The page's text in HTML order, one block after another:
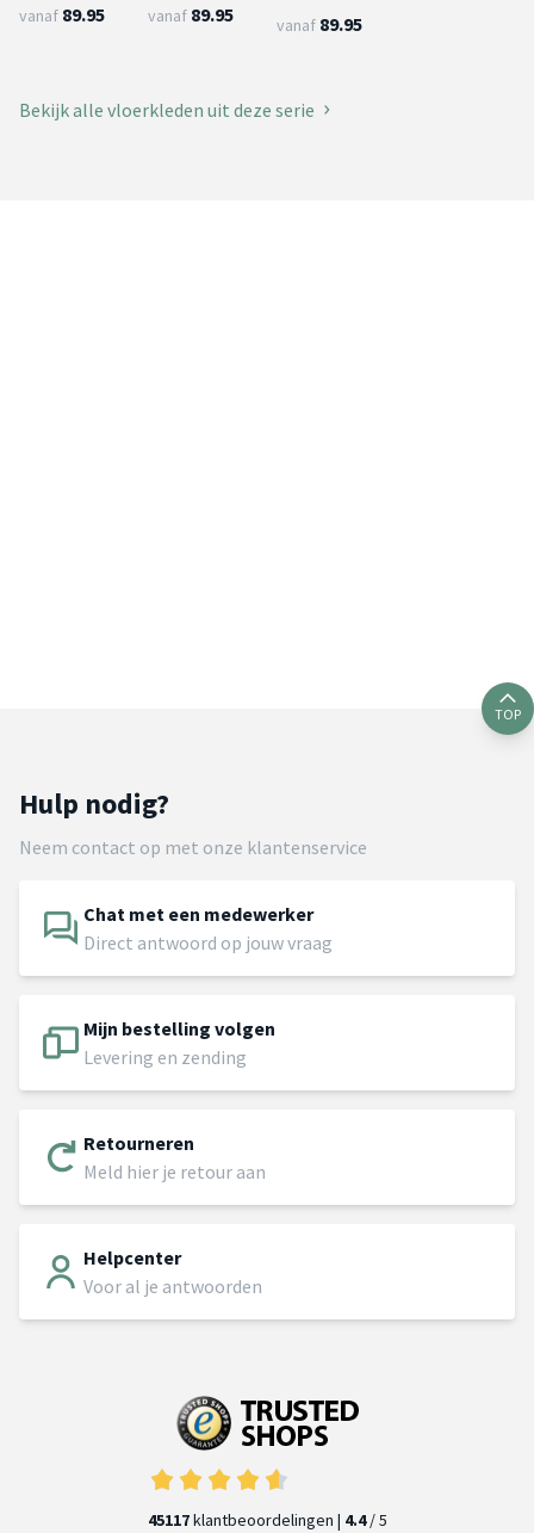
vanaf 89.95 vanaf 89.95 vanaf 89.95
Bekijk alle vloerkleden uit deze serie
TOP
Hulp nodig?
Neem contact op met onze klantenservice
Chat met een medewerker
Direct antwoord op jouw vraag
Mijn bestelling volgen
Levering en zending
Retourneren
Meld hier je retour aan
Helpcenter
Voor al je antwoorden
45117klantbeoordelingen | 4.4/ 5